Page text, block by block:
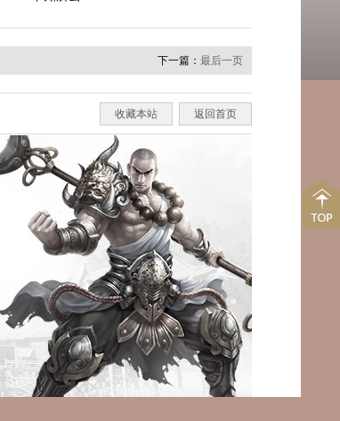
下一篇： 最后一页
返回首页
收藏本站